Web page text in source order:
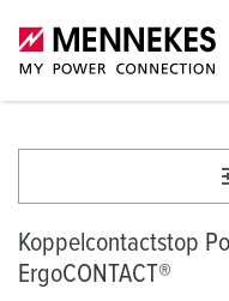
Koppelcontactstop
ErgoCONTACT®